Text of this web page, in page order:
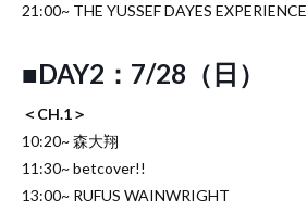
21:00~ THE YUSSEF DAYES EXPERIENCE
■DAY2：7/28（日）
＜CH.1＞
10:20~ 森大翔
11:30~ betcover!!
13:00~ RUFUS WAINWRIGHT